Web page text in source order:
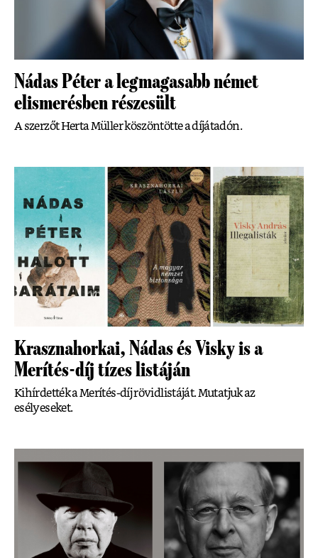
Nádas Péter a legmagasabb német
elismerésben részesült
A szerzőt Herta Müller köszöntötte a díjátadón.
Krasznahorkai, Nádas és Visky is a
Merítés-díj tízes listáján
Kihírdették a Merítés-díj rövidlistáját. Mutatjuk az
esélyeseket.